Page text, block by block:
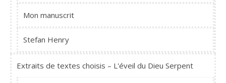
Mon manuscrit
Stefan Henry
Extraits de textes choisis – L'éveil du Dieu Serpent